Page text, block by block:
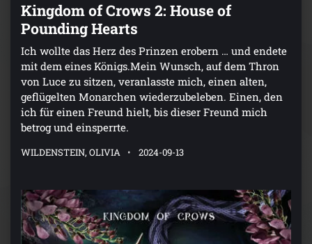
Kingdom of Crows 2: House of
Pounding Hearts
Ich wollte das Herz des Prinzen erobern … und endete
mit dem eines Königs.Mein Wunsch, auf dem Thron
von Luce zu sitzen, veranlasste mich, einen alten,
geflügelten Monarchen wiederzubeleben. Einen, den
ich für einen Freund hielt, bis dieser Freund mich
betrog und einsperrte.
WILDENSTEIN, OLIVIA 2024-09-13